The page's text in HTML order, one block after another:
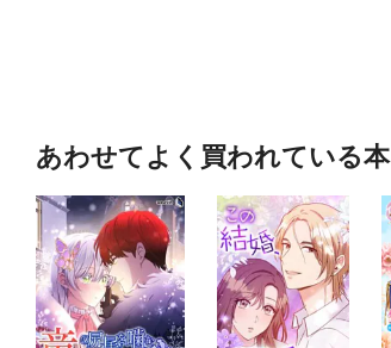
あわせてよく買われている本